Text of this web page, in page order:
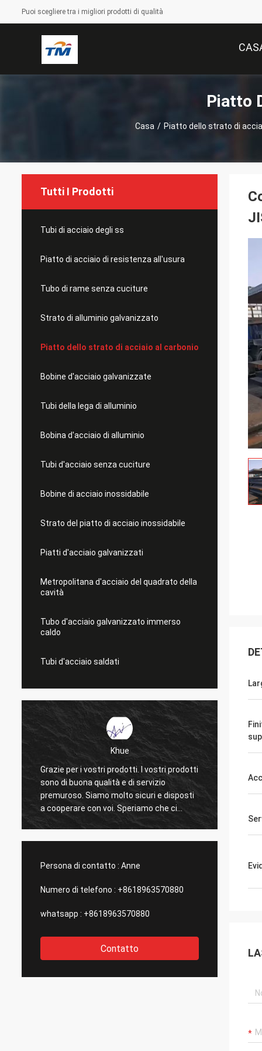
Puoi scegliere tra i migliori prodotti di qualità
Piatto
Casa / Piatto dello strato di
Tutti I Prodotti
Tubi di acciaio degli ss
Piatto di acciaio di resistenza all'usura
Tubo di rame senza cuciture
Strato di alluminio galvanizzato
Piatto dello strato di acciaio al carbonio
Bobine d'acciaio galvanizzate
Tubi della lega di alluminio
Bobina d'acciaio di alluminio
Tubi d'acciaio senza cuciture
Bobine di acciaio inossidabile
Strato del piatto di acciaio inossidabile
Piatti d'acciaio galvanizzati
Metropolitana d'acciaio del quadrato della
cavità
Tubo d'acciaio galvanizzato immerso
caldo
Tubi d'acciaio saldati
Khue
Grazie per i vostri prodotti. I vostri prodotti
sono di buona qualità e di servizio
premuroso. Siamo molto sicuri e disposti
a cooperare con voi. Speriamo che ci
siano in futuro opportunità per la
La
Persona di contatto : Anne
Numero di telefono : +8618963570880
whatsapp : +8618963570880
Contatto